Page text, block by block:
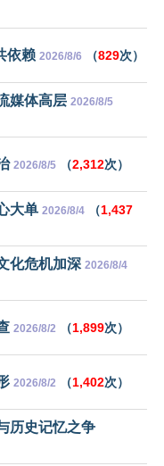
依赖 2026/8/6 （829次）
媒体高层 2026/8/5
2026/8/5 （2,312次）
大单 2026/8/4 （1,437
化危机加深 2026/8/4
2026/8/2 （1,899次）
2026/8/2 （1,402次）
历史记忆之争